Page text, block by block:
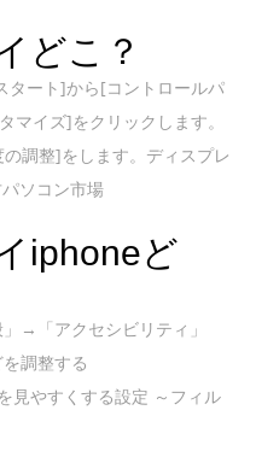
どこ？
タート]から[コントロールパ
マイズ]をクリックします。
調整]をします。ディスプレ
ソコン市場
iphoneど
→「アクセシビリティ」
調整する
見やすくする設定 ～フィル